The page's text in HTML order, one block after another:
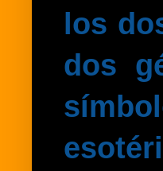
los
dos